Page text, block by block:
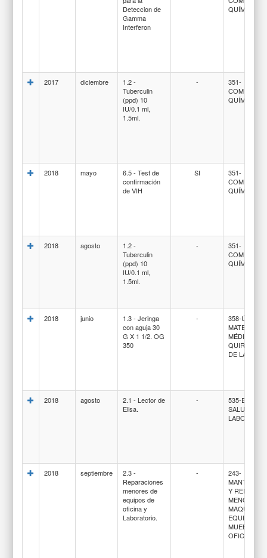
Deteccion de
Gamma
Interferon
QUÍMICOS
2017 diciembre
1.2 -
Tuberculin
(ppd) 10
IU/0.1 ml,
1.5ml.
-
351-
QUÍMICOS
2018 mayo
6.5 - Test de
confirmación
de VIH
SI
351-
QUÍMICOS
2018 agosto
1.2 -
Tuberculin
(ppd) 10
IU/0.1 ml,
1.5ml.
-
351-
QUÍMICOS
2018 junio
1.3 - Jeringa
con aguja 30
G X 1 1/2. OG
350
-
358-ÚTILES
MÉDICO-
DE
2018 agosto
2.1 - Lector de
Elisa.
-
535-
SALUD Y DE
2018 septiembre
2.3 -
Reparaciones
menores de
equipos de
oficina y
Laboratorio.
-
243-
Y
MENORES
EQUIPOS Y
MUEBLES
OFICINA